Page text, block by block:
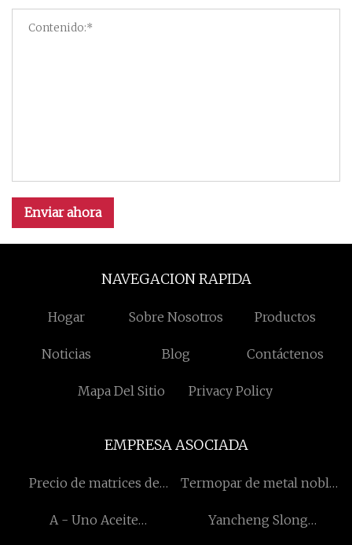
Enviar ahora
NAVEGACION RAPIDA
Hogar Sobre Nosotros Productos
Noticias Blog Contáctenos
Mapa Del Sitio Privacy Policy
EMPRESA ASOCIADA
Precio de matrices de
Termopar de metal noble
A - Uno Aceite
Yancheng Slong